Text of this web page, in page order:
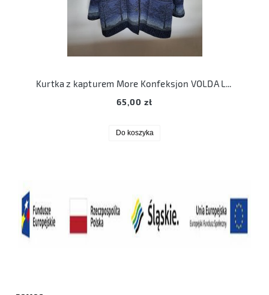
Kurtka z kapturem More Konfeksjon VOLDA L Norway renifery
65,00 zł
Do koszyka